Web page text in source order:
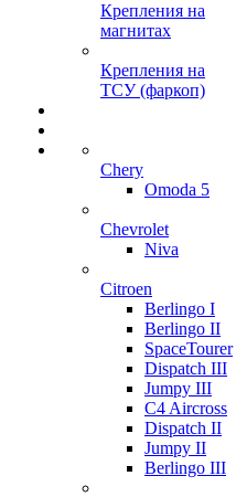
Крепления на
магнитах
Крепления на
ТСУ (фаркоп)
Chery
Omoda 5
Chevrolet
Niva
Citroen
Berlingo I
Berlingo II
SpaceTourer
Dispatch III
Jumpy III
C4 Aircross
Dispatch II
Jumpy II
Berlingo III